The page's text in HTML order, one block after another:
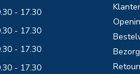
- 17.30
- 17.30
- 17.30
- 17.30